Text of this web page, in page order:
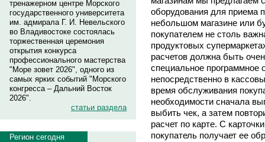
тренажерном центре Морского
государственного университета
им. адмирала Г. И. Невельского
во Владивостоке состоялась
торжественная церемония
открытия конкурса
профессионального мастерства
"Море зовет 2026", одного из
самых ярких событий "Морского
конгресса – Дальний Восток
2026".
статьи раздела
Регион сегодня
оборудования для приема
небольшом магазине или
покупателем не столь
продуктовых
расчетов должна быть
специальное программное
непосредственно в
время обслуживания
необходимости сначала
выбить чек, а затем
расчет по карте. С
покупатель получает ее